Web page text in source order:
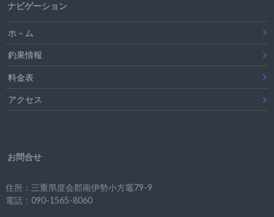
ナビゲーション
ホ－ム
釣果情報
料金表
アクセス
お問合せ
住所：三重県度会郡南伊勢小方竈79-9
電話：090-1565-8060